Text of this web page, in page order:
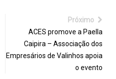
Próximo
ACES promove a Paella
Caipira – Associação dos
Empresários de Valinhos apoia
o evento